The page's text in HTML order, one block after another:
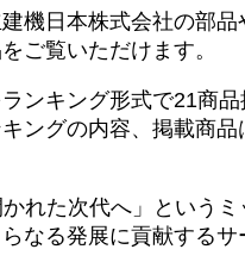
機日本株式会社の部
ご覧いただけます。
ンキング形式で21商
ングの内容、掲載商品
れた次代へ」というミ
なる発展に貢献する